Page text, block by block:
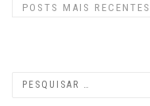
POSTS MAIS RECENTES